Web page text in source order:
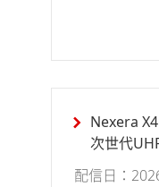
Nexera
次世代
配信日：